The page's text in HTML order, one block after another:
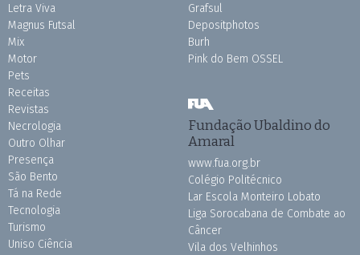
Letra Viva
Magnus Futsal
Mix
Motor
Pets
Receitas
Revistas
Necrologia
Outro Olhar
Presença
São Bento
Tá na Rede
Tecnologia
Turismo
Uniso Ciência
Grafsul
Depositphotos
Burh
Pink do Bem OSSEL
Fundação Ubaldino do
Amaral
www.fua.org.br
Colégio Politécnico
Lar Escola Monteiro Lobato
Liga Sorocabana de Combate ao
Câncer
Vila dos Velhinhos